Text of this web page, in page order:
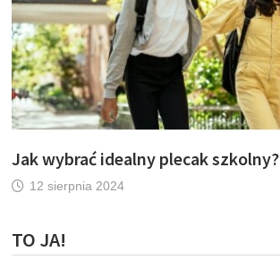
Jak wybrać idealny plecak szkolny?
12 sierpnia 2024
TO JA!